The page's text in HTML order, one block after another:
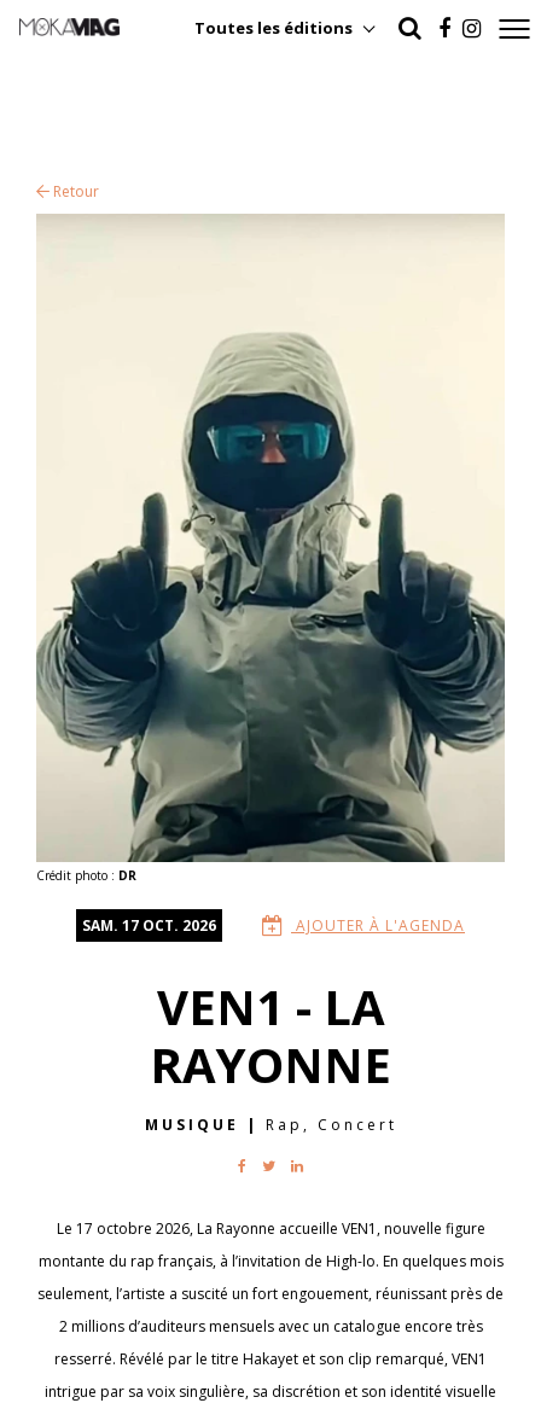
Toutes les éditions
Retour
Crédit photo : DR
SAM. 17 OCT. 2026 AJOUTER À L'AGENDA
VEN1 - LA
RAYONNE
MUSIQUE | Rap, Concert
Le 17 octobre 2026, La Rayonne accueille VEN1, nouvelle figure
montante du rap français, à l’invitation de High-lo. En quelques mois
seulement, l’artiste a suscité un fort engouement, réunissant près de
2 millions d’auditeurs mensuels avec un catalogue encore très
resserré. Révélé par le titre Hakayet et son clip remarqué, VEN1
intrigue par sa voix singulière, sa discrétion et son identité visuelle